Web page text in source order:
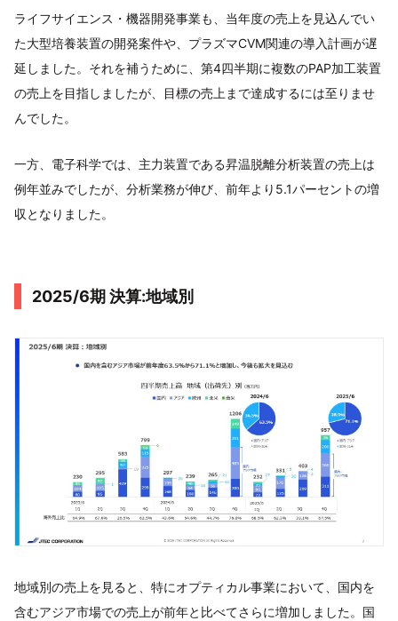
ライフサイエンス・機器開発事業も、当年度の売上を見込んでい
た大型培養装置の開発案件や、プラズマCVM関連の導入計画が遅
延しました。それを補うために、第4四半期に複数のPAP加工装置
の売上を目指しましたが、目標の売上まで達成するには至りませ
んでした。
一方、電子科学では、主力装置である昇温脱離分析装置の売上は
例年並みでしたが、分析業務が伸び、前年より5.1パーセントの増
収となりました。
2025/6期 決算:地域別
地域別の売上を見ると、特にオプティカル事業において、国内を
含むアジア市場での売上が前年と比べてさらに増加しました。国